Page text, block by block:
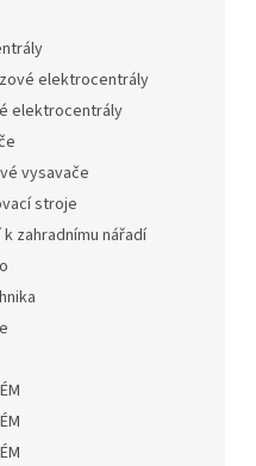
elektrocentrály
elektrocentrály
vysavače
stroje
zahradnímu nářadí